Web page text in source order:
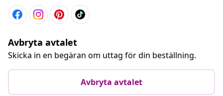
Avbryta avtalet
Skicka in en begäran om uttag för din beställning.
Avbryta avtalet